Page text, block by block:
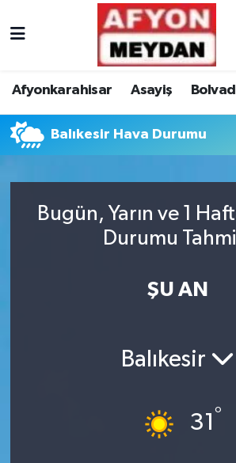
Afyonkarahisar Asayiş
Balıkesir Hava Durumu
Bugün, Yarın ve 1
Durumu
ŞU AN
Balıkesir
31 °
Nöbetçi Eczaneler
Trafik Durumu
Süper Lig Puan Durumu ve
Tüm Manşetler